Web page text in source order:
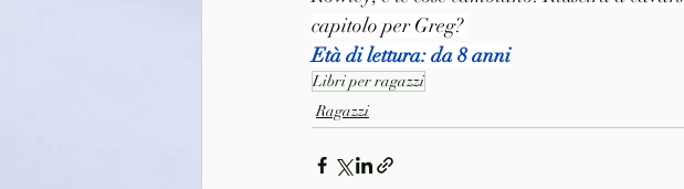
capitolo per Greg?
Età di lettura: da 8 anni
Libri per ragazzi
Ragazzi